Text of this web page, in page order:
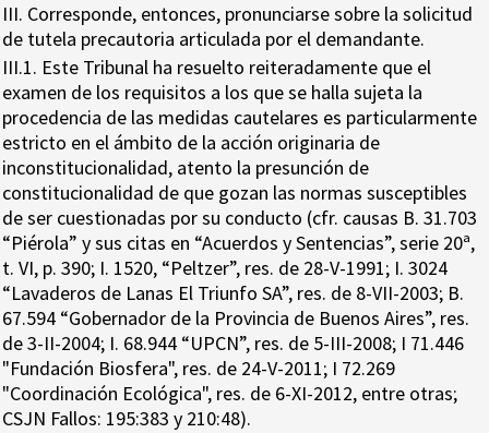
III. Corresponde, entonces, pronunciarse sobre la solicitud
de tutela precautoria articulada por el demandante.
III.1. Este Tribunal ha resuelto reiteradamente que el
examen de los requisitos a los que se halla sujeta la
procedencia de las medidas cautelares es particularmente
estricto en el ámbito de la acción originaria de
inconstitucionalidad, atento la presunción de
constitucionalidad de que gozan las normas susceptibles
de ser cuestionadas por su conducto (cfr. causas B. 31.703
“Piérola” y sus citas en “Acuerdos y Sentencias”, serie 20ª,
t. VI, p. 390; I. 1520, “Peltzer”, res. de 28-V-1991; I. 3024
“Lavaderos de Lanas El Triunfo SA”, res. de 8-VII-2003; B.
67.594 “Gobernador de la Provincia de Buenos Aires”, res.
de 3-II-2004; I. 68.944 “UPCN”, res. de 5-III-2008; I 71.446
"Fundación Biosfera", res. de 24-V-2011; I 72.269
"Coordinación Ecológica", res. de 6-XI-2012, entre otras;
CSJN Fallos: 195:383 y 210:48).